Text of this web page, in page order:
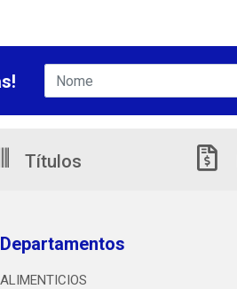
Títulos
Departamentos
ALIMENTICIOS